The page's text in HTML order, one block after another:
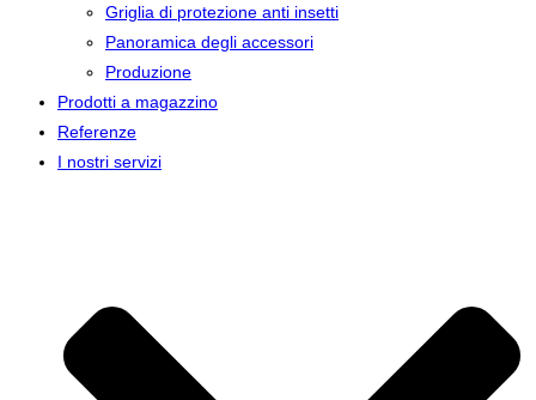
Griglia di protezione anti insetti
Panoramica degli accessori
Produzione
Prodotti a magazzino
Referenze
I nostri servizi